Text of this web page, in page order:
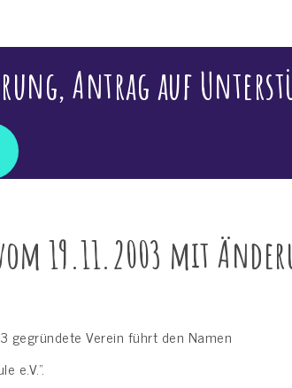
Antrag auf
19.11.2003 mit
gegründete Verein führt den Namen
e.V.”.